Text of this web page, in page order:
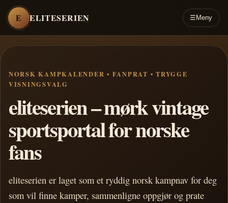
E ELITESERIEN ☰ Meny
NORSK KAMPKALENDER • FANPRAT • TRYGGE
VISNINGSVALG
eliteserien – mørk vintage
sportsportal for norske
fans
eliteserien er laget som et ryddig norsk kampnav for deg
som vil finne kamper, sammenligne oppgjør og prate